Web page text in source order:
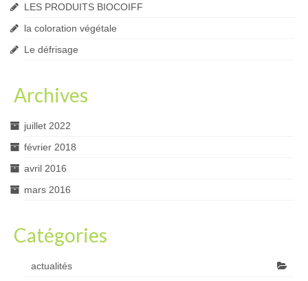
LES PRODUITS BIOCOIFF
la coloration végétale
Le défrisage
Archives
juillet 2022
février 2018
avril 2016
mars 2016
Catégories
actualités